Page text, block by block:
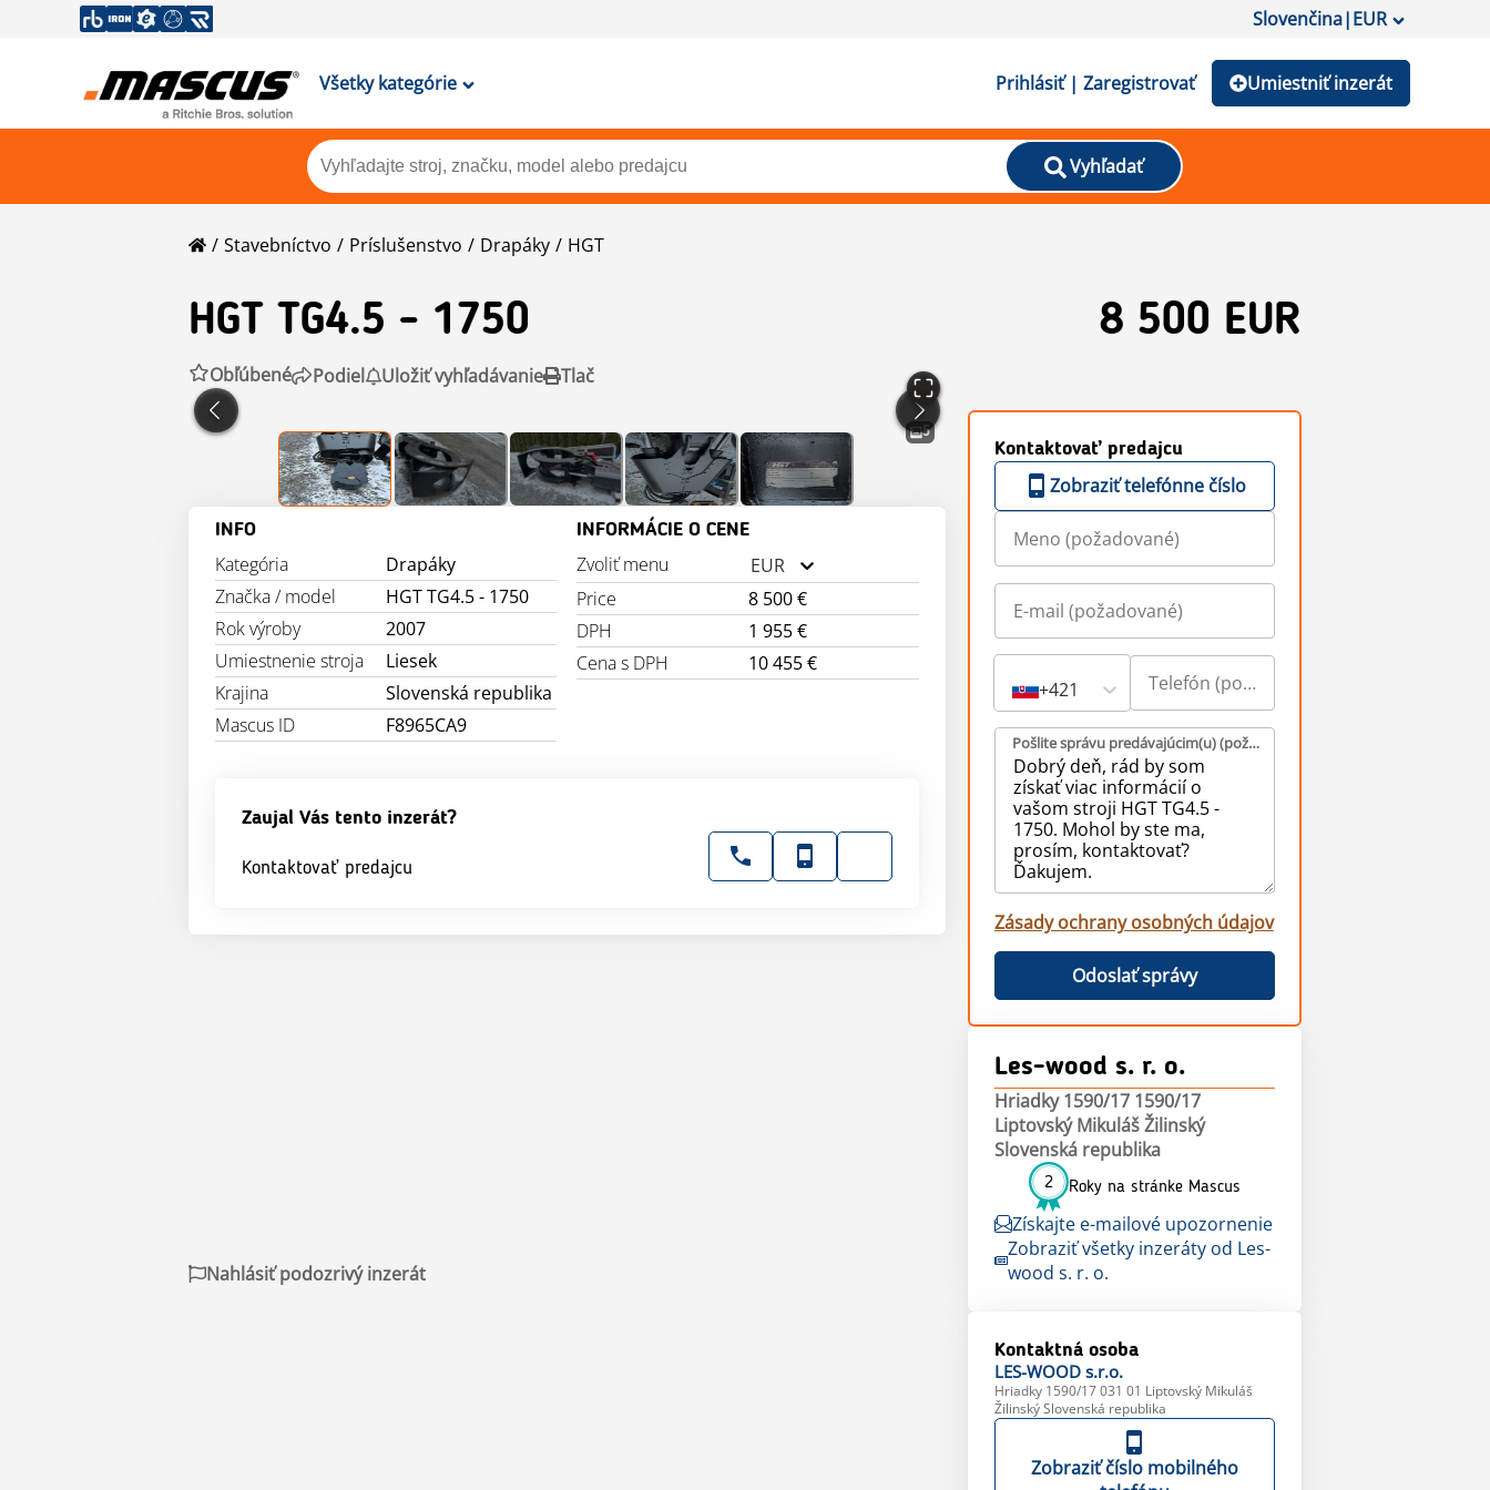
Slovenčina|EUR
Všetky kategórie Prihlásiť | Zaregistrovať Umiestniť inzerát
Vyhľadať
Stavebníctvo Príslušenstvo Drapáky HGT
HGT TG4.5 - 1750 8 500 EUR
Obľúbené Podiel Uložiť vyhľadávanie Tlač
5
INFO
Kategória
Drapáky
Značka / model
HGT TG4.5 - 1750
Rok výroby
2007
Umiestnenie stroja
Liesek
Krajina
Slovenská republika
Mascus ID
F8965CA9
INFORMÁCIE O CENE
Zvoliť menu
EUR
Price
8 500 €
DPH
1 955 €
Cena s DPH
10 455 €
Zaujal Vás tento inzerát?
Kontaktovať predajcu
Kontaktovať predajcu
Zobraziť telefónne číslo
+421
Pošlite správu predávajúcim(u) (požadované)
Zásady ochrany osobných údajov
Odoslať správy
Les-wood s. r. o.
Hriadky 1590/17 1590/17
Liptovský Mikuláš Žilinský
Slovenská republika
2 Roky na stránke Mascus
Získajte e-mailové upozornenie
Zobraziť všetky inzeráty od Les-
wood s. r. o.
Kontaktná osoba
LES-WOOD s.r.o.
Hriadky 1590/17 031 01 Liptovský Mikuláš
Žilinský Slovenská republika
Zobraziť číslo mobilného
Nahlásiť podozrivý inzerát